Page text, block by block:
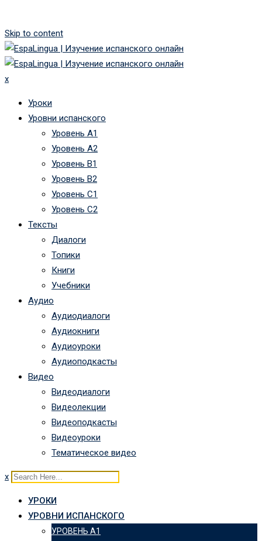
Skip to content
x
Уроки
Уровни испанского
Уровень А1
Уровень А2
Уровень B1
Уровень B2
Уровень C1
Уровень C2
Тексты
Диалоги
Топики
Книги
Учебники
Аудио
Аудиодиалоги
Аудиокниги
Аудиоуроки
Аудиоподкасты
Видео
Видеодиалоги
Видеолекции
Видеоподкасты
Видеоуроки
Тематическое видео
x
УРОКИ
УРОВНИ ИСПАНСКОГО
УРОВЕНЬ А1